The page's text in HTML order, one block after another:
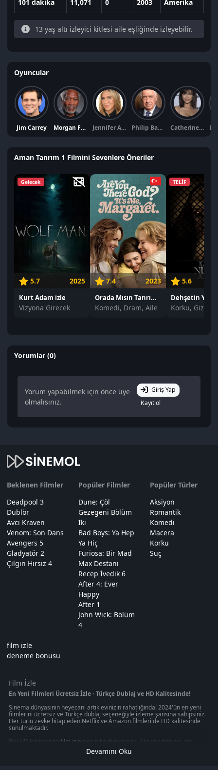
101 dakika 11,071 0 2003 Amerika
13 yaş altı izleyici kitlesi aile eşliğinde izleyebilir.
Oyuncular
Jim Carrey Morgan Freeman Jennifer Aniston Philip Baker Hall Catherine Bell
Aman Tanrım 1 Filmini Sevenlere Öneriler
Gelecek
5.7 2025
Kurt Adam izle
Vizyona Girecek
7.4 2023
Orada Mısın Tanrım? Benim, Margaret. izle
Komedi, Dram, Aile
TELİF
5.6
Dehşetin Yüzü
Yorumlar (0)
Yorum yapabilmek için önce üye
olmalısınız.
Giriş Yap
Kayıt ol
Beklenen Filmler
Deadpool 3
Dublör
Avcı Kraven
Venom: Son Dans
Avengers 5
Gladyatör 2
Çılgın Hırsız 4
Popüler Filmler
Dune: Çöl
Gezegeni Bölüm
İki
Bad Boys: Ya Hep
Ya Hiç
Furiosa: Bir Mad
Max Destanı
Recep İvedik 6
After 4: Ever
Happy
After 1
John Wick: Bölüm
4
Popüler Türler
Aksiyon
Romantik
Komedi
Macera
Korku
Suç
film izle
deneme bonusu
Film İzle
En Yeni Filmleri Ücretsiz İzle - Türkçe Dublaj ve HD Kalitesinde!
Sinema dünyasının heyecanı artık evinizin rahatlığında! 2024'ün en yeni
filmlerini ücretsiz ve Türkçe dublaj seçeneğiyle izleme şansına sahipsiniz.
Her türlü zevke hitap eden Netflix ve Amazon filmleri de HD kalitesinde
sunulmaktadır.
Full HD kalitesinde film izle menin keyfini çıkarın. Aksiyon filmleri, sizi
gerilim dolu anların içine çekerken, macera filmleri sizi uzak diyarlara
götürecek. Korku filmleri, heyecan dolu anlar yaşamanızı sağlarken, en
Devamını Oku